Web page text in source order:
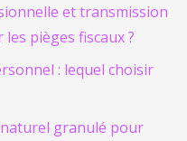
et transmission
pièges fiscaux ?
: lequel choisir
granulé pour